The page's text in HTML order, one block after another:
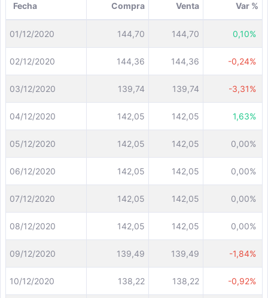
Fecha Compra Venta Var %
01/12/2020 144,70 144,70 0,10%
02/12/2020 144,36 144,36 -0,24%
03/12/2020 139,74 139,74 -3,31%
04/12/2020 142,05 142,05 1,63%
05/12/2020 142,05 142,05 0,00%
06/12/2020 142,05 142,05 0,00%
07/12/2020 142,05 142,05 0,00%
08/12/2020 142,05 142,05 0,00%
09/12/2020 139,49 139,49 -1,84%
10/12/2020 138,22 138,22 -0,92%